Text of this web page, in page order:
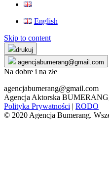
English
Skip to content
drukuj
agencjabumerang@gmail.com
Na dobre i na złe
agencjabumerang@gmail.com
Agencja Aktorska
Polityka Prywatności | RODO
© 2020 Agencja Bumerang.